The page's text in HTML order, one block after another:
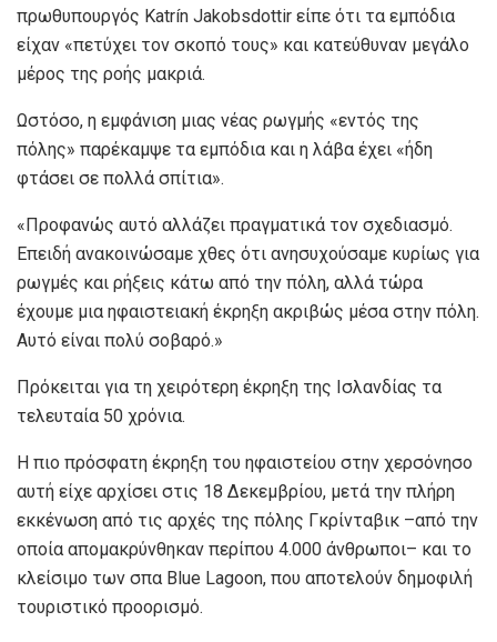
πρωθυπουργός Katrín Jakobsdottir είπε ότι τα εμπόδια
είχαν «πετύχει τον σκοπό τους» και κατεύθυναν μεγάλο
μέρος της ροής μακριά.
Ωστόσο, η εμφάνιση μιας νέας ρωγμής «εντός της
πόλης» παρέκαμψε τα εμπόδια και η λάβα έχει «ήδη
φτάσει σε πολλά σπίτια».
«Προφανώς αυτό αλλάζει πραγματικά τον σχεδιασμό.
Επειδή ανακοινώσαμε χθες ότι ανησυχούσαμε κυρίως για
ρωγμές και ρήξεις κάτω από την πόλη, αλλά τώρα
έχουμε μια ηφαιστειακή έκρηξη ακριβώς μέσα στην πόλη.
Αυτό είναι πολύ σοβαρό.»
Πρόκειται για τη χειρότερη έκρηξη της Ισλανδίας τα
τελευταία 50 χρόνια.
Η πιο πρόσφατη έκρηξη του ηφαιστείου στην χερσόνησο
αυτή είχε αρχίσει στις 18 Δεκεμβρίου, μετά την πλήρη
εκκένωση από τις αρχές της πόλης Γκρίνταβικ –από την
οποία απομακρύνθηκαν περίπου 4.000 άνθρωποι– και το
κλείσιμο των σπα Blue Lagoon, που αποτελούν δημοφιλή
τουριστικό προορισμό.